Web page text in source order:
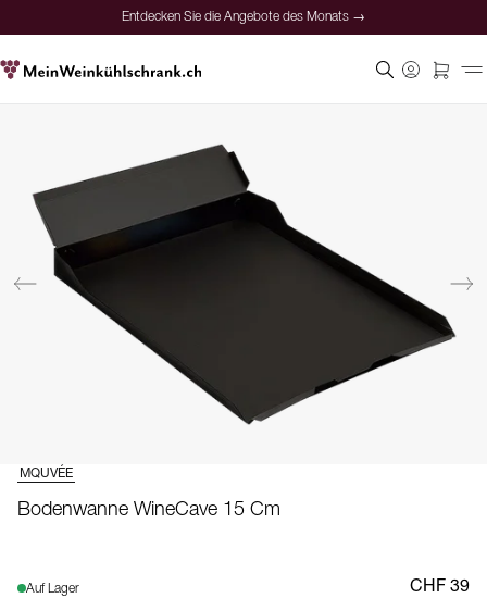
Entdecken Sie die Angebote des Monats →
MQUVÉE
Bodenwanne WineCave 15 Cm
Auf Lager
CHF 39